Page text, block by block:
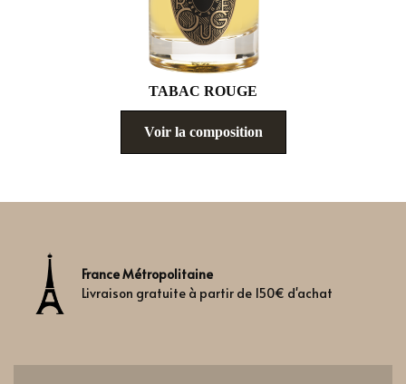
TABAC ROUGE
Voir la composition
France Métropolitaine
Livraison gratuite à partir de 150€ d'achat